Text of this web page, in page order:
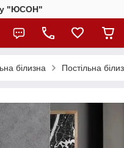
"ЮСОН"
білизна Постільна